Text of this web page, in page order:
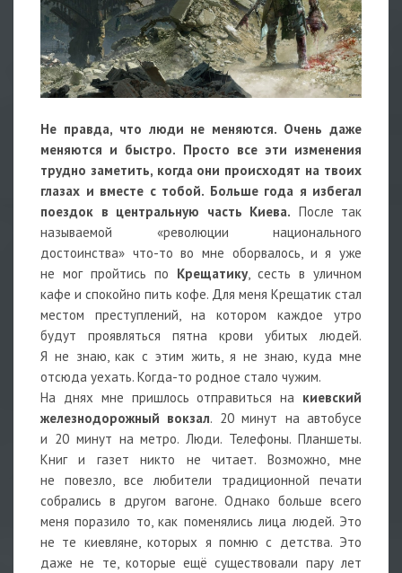
Не правда, что люди не меняются. Очень даже
меняются и быстро. Просто все эти изменения
трудно заметить, когда они происходят на твоих
глазах и вместе с тобой. Больше года я избегал
поездок в центральную часть Киева. После так
называемой «революции национального
достоинства» что-то во мне оборвалось, и я уже
не мог пройтись по Крещатику, сесть в уличном
кафе и спокойно пить кофе. Для меня Крещатик стал
местом преступлений, на котором каждое утро
будут проявляться пятна крови убитых людей.
Я не знаю, как с этим жить, я не знаю, куда мне
отсюда уехать. Когда-то родное стало чужим.
На днях мне пришлось отправиться на киевский
железнодорожный вокзал. 20 минут на автобусе
и 20 минут на метро. Люди. Телефоны. Планшеты.
Книг и газет никто не читает. Возможно, мне
не повезло, все любители традиционной печати
собрались в другом вагоне. Однако больше всего
меня поразило то, как поменялись лица людей. Это
не те киевляне, которых я помню с детства. Это
даже не те, которые ещё существовали пару лет